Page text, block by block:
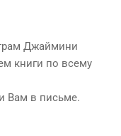
Джаймини
книги по всему
Вам в письме.